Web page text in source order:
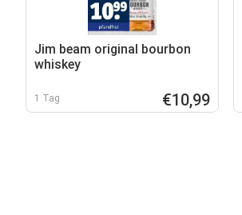
Jim beam original bourbon
whiskey
1 Tag €10,99